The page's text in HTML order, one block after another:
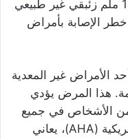
الدورة الدموية الذي يتجاوز 140/100 ملم زئبقي غير طبيعي
خطر الإصابة بأمراض
الأمراض غير المعدية
هذا المرض يؤدي
من الأشخاص في جميع
أنحاء العالم. وفقًا لجمعية القلب الأمريكية (AHA)، يعاني